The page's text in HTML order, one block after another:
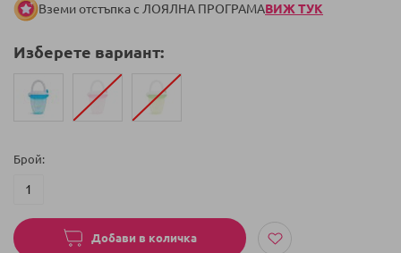
Вземи отстъпка с ЛОЯЛНА ПРОГРАМАВИЖ ТУК
Изберете вариант:
Брой
Добави в количка